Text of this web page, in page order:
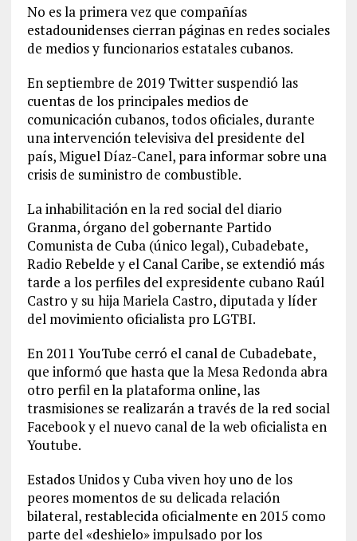
No es la primera vez que compañías
estadounidenses cierran páginas en redes sociales
de medios y funcionarios estatales cubanos.
En septiembre de 2019 Twitter suspendió las
cuentas de los principales medios de
comunicación cubanos, todos oficiales, durante
una intervención televisiva del presidente del
país, Miguel Díaz-Canel, para informar sobre una
crisis de suministro de combustible.
La inhabilitación en la red social del diario
Granma, órgano del gobernante Partido
Comunista de Cuba (único legal), Cubadebate,
Radio Rebelde y el Canal Caribe, se extendió más
tarde a los perfiles del expresidente cubano Raúl
Castro y su hija Mariela Castro, diputada y líder
del movimiento oficialista pro LGTBI.
En 2011 YouTube cerró el canal de Cubadebate,
que informó que hasta que la Mesa Redonda abra
otro perfil en la plataforma online, las
trasmisiones se realizarán a través de la red social
Facebook y el nuevo canal de la web oficialista en
Youtube.
Estados Unidos y Cuba viven hoy uno de los
peores momentos de su delicada relación
bilateral, restablecida oficialmente en 2015 como
parte del «deshielo» impulsado por los